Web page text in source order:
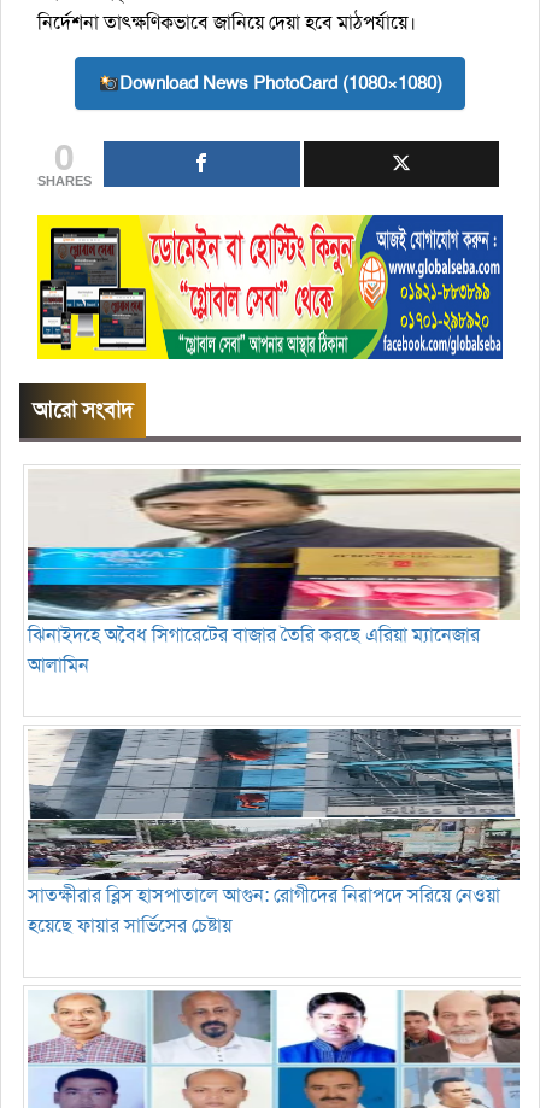
নির্দেশনা তাৎক্ষণিকভাবে জানিয়ে দেয়া হবে মাঠপর্যায়ে।
Download News PhotoCard (1080×1080)
0
SHARES
আরো সংবাদ
ঝিনাইদহে অবৈধ সিগারেটের বাজার তৈরি করছে এরিয়া ম্যানেজার
আলামিন
সাতক্ষীরার ব্লিস হাসপাতালে আগুন: রোগীদের নিরাপদে সরিয়ে নেওয়া
হয়েছে ফায়ার সার্ভিসের চেষ্টায়